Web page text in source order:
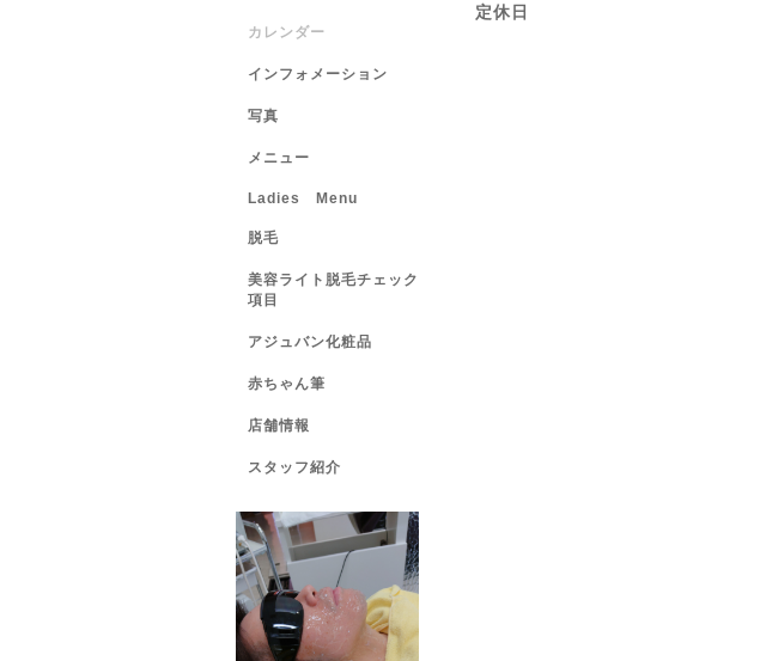
定休日
カレンダー
インフォメーション
写真
メニュー
Ladies Menu
脱毛
美容ライト脱毛チェック
項目
アジュバン化粧品
赤ちゃん筆
店舗情報
スタッフ紹介